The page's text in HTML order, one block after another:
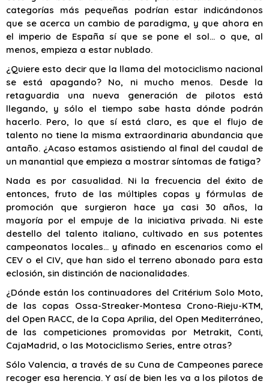
categorías más pequeñas podrían estar indicándonos
que se acerca un cambio de paradigma, y que ahora en
el imperio de España sí que se pone el sol… o que, al
menos, empieza a estar nublado.
¿Quiere esto decir que la llama del motociclismo nacional
se está apagando? No, ni mucho menos. Desde la
retaguardia una nueva generación de pilotos está
llegando, y sólo el tiempo sabe hasta dónde podrán
hacerlo. Pero, lo que sí está claro, es que el flujo de
talento no tiene la misma extraordinaria abundancia que
antaño. ¿Acaso estamos asistiendo al final del caudal de
un manantial que empieza a mostrar síntomas de fatiga?
Nada es por casualidad. Ni la frecuencia del éxito de
entonces, fruto de las múltiples copas y fórmulas de
promoción que surgieron hace ya casi 30 años, la
mayoría por el empuje de la iniciativa privada. Ni este
destello del talento italiano, cultivado en sus potentes
campeonatos locales… y afinado en escenarios como el
CEV o el CIV, que han sido el terreno abonado para esta
eclosión, sin distinción de nacionalidades.
¿Dónde están los continuadores del Critérium Solo Moto,
de las copas Ossa-Streaker-Montesa Crono-Rieju-KTM,
del Open RACC, de la Copa Aprilia, del Open Mediterráneo,
de las competiciones promovidas por Metrakit, Conti,
CajaMadrid, o las Motociclismo Series, entre otras?
Sólo Valencia, a través de su Cuna de Campeones parece
recoger esa herencia. Y así de bien les va a los pilotos de